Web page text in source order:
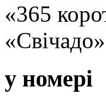
«365
у номері